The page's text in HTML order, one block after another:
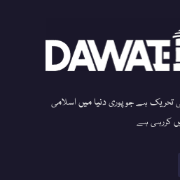
ہے جو پوری دنیا میں اسلامی
کررہی ہے